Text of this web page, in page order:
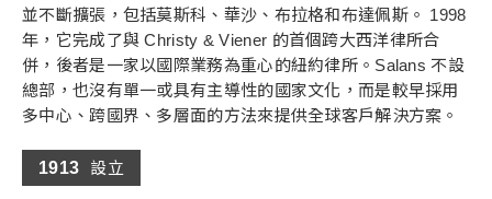
並不斷擴張，包括莫斯科、華沙、布拉格和布達佩斯。 1998
年，它完成了與 Christy & Viener 的首個跨大西洋律所合
併，後者是一家以國際業務為重心的紐約律所。Salans 不設
總部，也沒有單一或具有主導性的國家文化，而是較早採用
多中心、跨國界、多層面的方法來提供全球客戶解決方案。
1913 設立